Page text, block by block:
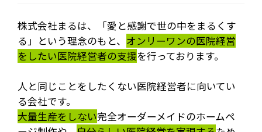
株式会社まるは、「愛と感謝で世の中をまるくす
る」という理念のもと、 オンリーワンの医院経営
をしたい医院経営者の支援を行っております。
人と同じことをしたくない医院経営者に向いてい
る会社です。
大量生産をしない完全オーダーメイドのホームペ